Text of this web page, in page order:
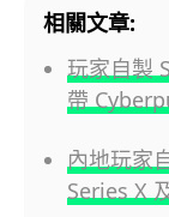
相關文章:
玩家自製
帶
內地玩家
Series X